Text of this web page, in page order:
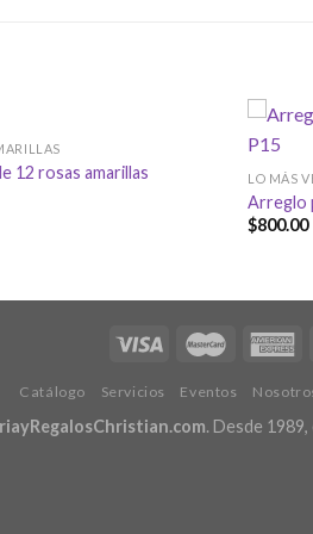
12 rosas amarillas
LO MÁS
Arreglo
$800.00
Catálogo Servicios Eventos
. Desde